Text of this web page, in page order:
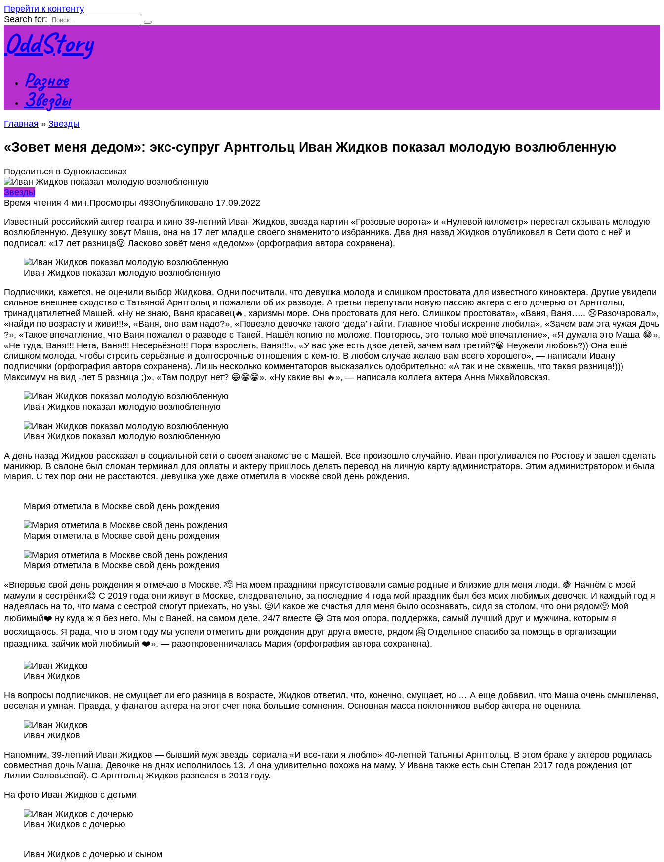
Перейти к контенту
Search for:
OddStory
Разное
Звезды
Главная » Звезды
«Зовет меня дедом»: экс-супруг Арнтгольц Иван Жидков показал молодую возлюбленную
Поделиться в Одноклассиках
Звезды
Время чтения 4 мин.Просмотры 493Опубликовано 17.09.2022
Известный российский актер театра и кино 39-летний Иван Жидков, звезда картин «Грозовые ворота» и «Нулевой километр» перестал скрывать молодую
возлюбленную. Девушку зовут Маша, она на 17 лет младше своего знаменитого избранника. Два дня назад Жидков опубликовал в Сети фото с ней и
подписал: «17 лет разница😜 Ласково зовёт меня «дедом»» (орфография автора сохранена).
Иван Жидков показал молодую возлюбленную
Подписчики, кажется, не оценили выбор Жидкова. Одни посчитали, что девушка молода и слишком простовата для известного киноактера. Другие увидели
сильное внешнее сходство с Татьяной Арнтгольц и пожалели об их разводе. А третьи перепутали новую пассию актера с его дочерью от Арнтгольц,
тринадцатилетней Машей. «Ну не знаю, Ваня красавец🔥, харизмы море. Она простовата для него. Слишком простовата», «Ваня, Ваня….. 😢Разочаровал»,
«найди по возрасту и живи!!!», «Ваня, оно вам надо?», «Повезло девочке такого ‘деда’ найти. Главное чтобы искренне любила», «Зачем вам эта чужая Дочь
?», «Такое впечатление, что Ваня пожалел о разводе с Таней. Нашёл копию по моложе. Повторюсь, это только моё впечатление», «Я думала это Маша 😂»,
«Не туда, Ваня!!! Нета, Ваня!!! Несерьёзно!!! Пора взрослеть, Ваня!!!», «У вас уже есть двое детей, зачем вам третий?😀 Неужели любовь?)) Она ещё
слишком молода, чтобы строить серьёзные и долгосрочные отношения с кем-то. В любом случае желаю вам всего хорошего», — написали Ивану
подписчики (орфография автора сохранена). Лишь несколько комментаторов высказались одобрительно: «А так и не скажешь, что такая разница!)))
Максимум на вид -лет 5 разница ;)», «Там подруг нет? 😁😁😁». «Ну какие вы 🔥», — написала коллега актера Анна Михайловская.
Иван Жидков показал молодую возлюбленную
Иван Жидков показал молодую возлюбленную
А день назад Жидков рассказал в социальной сети о своем знакомстве с Машей. Все произошло случайно. Иван прогуливался по Ростову и зашел сделать
маникюр. В салоне был сломан терминал для оплаты и актеру пришлось делать перевод на личную карту администратора. Этим администратором и была
Мария. С тех пор они не расстаются. Девушка уже даже отметила в Москве свой день рождения.
Мария отметила в Москве свой день рождения
Мария отметила в Москве свой день рождения
Мария отметила в Москве свой день рождения
«Впервые свой день рождения я отмечаю в Москве. 🫡 На моем праздники присутствовали самые родные и близкие для меня люди. 🍇 Начнём с моей
мамули и сестрёнки😊 С 2019 года они живут в Москве, следовательно, за последние 4 года мой праздник был без моих любимых девочек. И каждый год я
надеялась на то, что мама с сестрой смогут приехать, но увы. 😒И какое же счастья для меня было осознавать, сидя за столом, что они рядом🥺 Мой
любимый❤️ ну куда ж я без него. Мы с Ваней, на самом деле, 24/7 вместе 😅 Эта моя опора, поддержка, самый лучший друг и мужчина, которым я
восхищаюсь. Я рада, что в этом году мы успели отметить дни рождения друг друга вместе, рядом 🤗 Отдельное спасибо за помощь в организации
праздника, зайчик мой любимый ❤️», — разоткровенничалась Мария (орфография автора сохранена).
Иван Жидков
На вопросы подписчиков, не смущает ли его разница в возрасте, Жидков ответил, что, конечно, смущает, но … А еще добавил, что Маша очень смышленая,
веселая и умная. Правда, у фанатов актера на этот счет пока большие сомнения. Основная масса поклонников выбор актера не оценила.
Иван Жидков
Напомним, 39-летний Иван Жидков — бывший муж звезды сериала «И все-таки я люблю» 40-летней Татьяны Арнтгольц. В этом браке у актеров родилась
совместная дочь Маша. Девочке на днях исполнилось 13. И она удивительно похожа на маму. У Ивана также есть сын Степан 2017 года рождения (от
Лилии Соловьевой). С Арнтгольц Жидков развелся в 2013 году.
На фото Иван Жидков с детьми
Иван Жидков с дочерью
Иван Жидков с дочерью и сыном